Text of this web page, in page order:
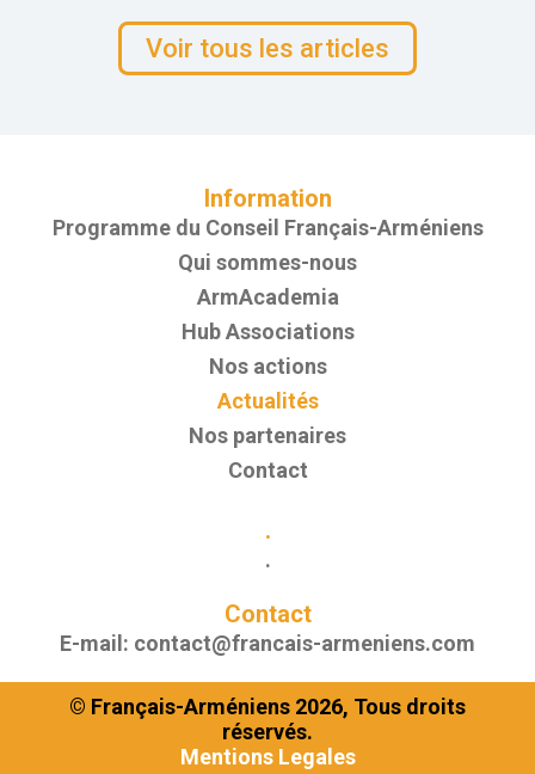
Voir tous les articles
Information
Programme du Conseil Français-Arméniens
Qui sommes-nous
ArmAcademia
Hub Associations
Nos actions
Actualités
Nos partenaires
Contact
.
.
Contact
E-mail: contact@francais-armeniens.com
© Français-Arméniens 2026, Tous droits
réservés.
Mentions Legales